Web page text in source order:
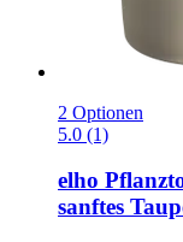
2 Optionen
5.0 (1)
elho
sanftes